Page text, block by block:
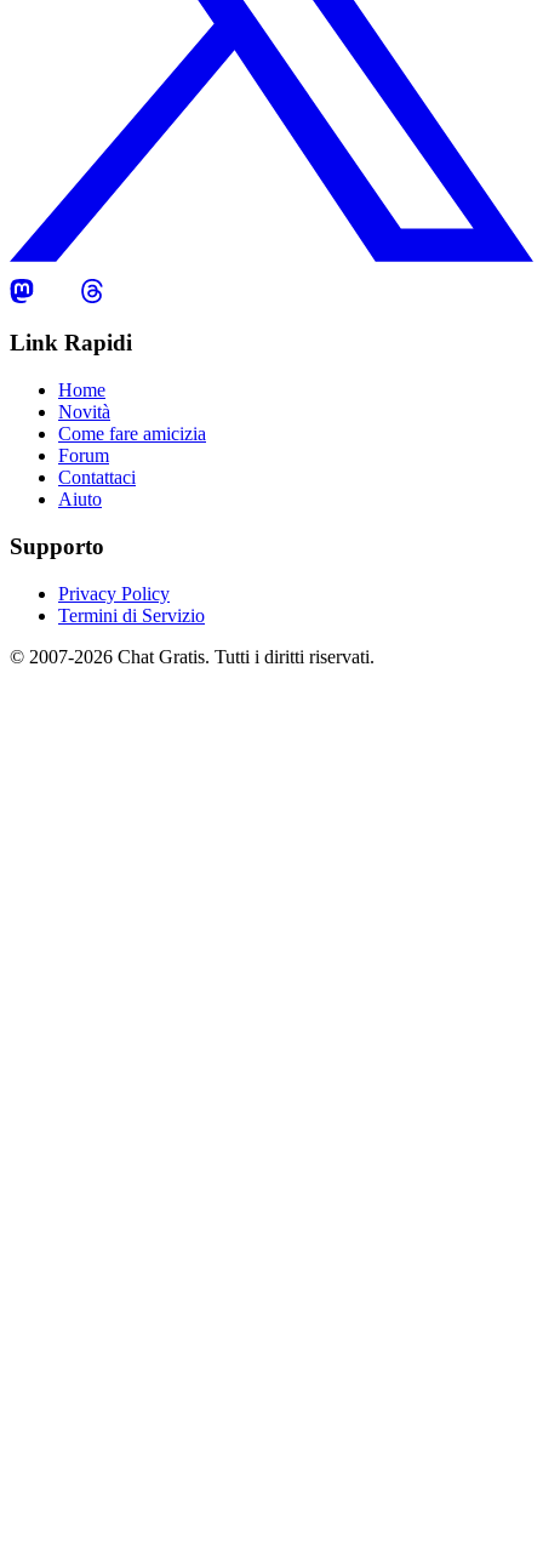
Link Rapidi
Home
Novità
Come fare amicizia
Forum
Contattaci
Aiuto
Supporto
Privacy Policy
Termini di Servizio
© 2007-2026 Chat Gratis. Tutti i diritti riservati.